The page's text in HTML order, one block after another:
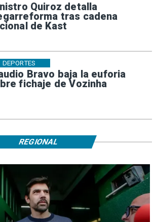
Quiroz detalla
tras cadena
de Kast
Bravo baja la euforia
fichaje de Vozinha
DEPORTES
REGIONAL